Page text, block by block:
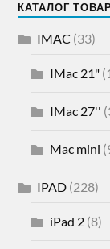
КАТАЛОГ
IMAC (33)
IMac 21"
IMac 27''
Mac mini
IPAD (228)
iPad 2 (8)